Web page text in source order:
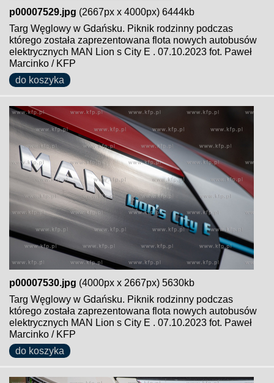
p00007529.jpg (2667px x 4000px) 6444kb
Targ Węglowy w Gdańsku. Piknik rodzinny podczas
którego została zaprezentowana flota nowych autobusów
elektrycznych MAN Lion s City E . 07.10.2023 fot. Paweł
Marcinko / KFP
do koszyka
p00007530.jpg (4000px x 2667px) 5630kb
Targ Węglowy w Gdańsku. Piknik rodzinny podczas
którego została zaprezentowana flota nowych autobusów
elektrycznych MAN Lion s City E . 07.10.2023 fot. Paweł
Marcinko / KFP
do koszyka